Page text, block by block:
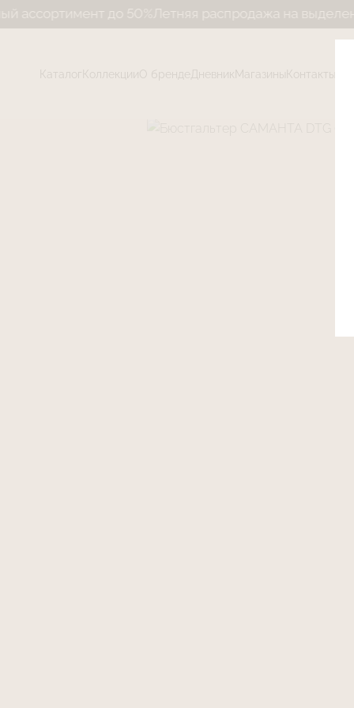
Каталог Коллекции О бренде Дневник Магазины Контакты
до 50% Летняя распродажа на выделенный